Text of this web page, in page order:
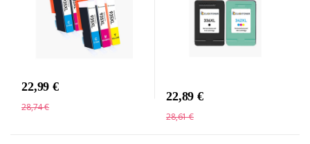
22,99 €
28,74 €
22,89 €
28,61 €